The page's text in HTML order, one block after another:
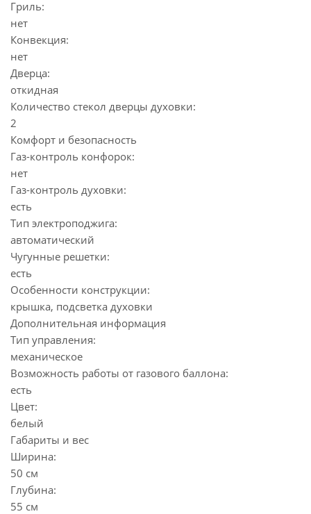
Гриль:
нет
Конвекция:
нет
Дверца:
откидная
Количество стекол дверцы духовки:
2
Комфорт и безопасность
Газ-контроль конфорок:
нет
Газ-контроль духовки:
есть
Тип электроподжига:
автоматический
Чугунные решетки:
есть
Особенности конструкции:
крышка, подсветка духовки
Дополнительная информация
Тип управления:
механическое
Возможность работы от газового баллона:
есть
Цвет:
белый
Габариты и вес
Ширина:
50 см
Глубина:
55 см